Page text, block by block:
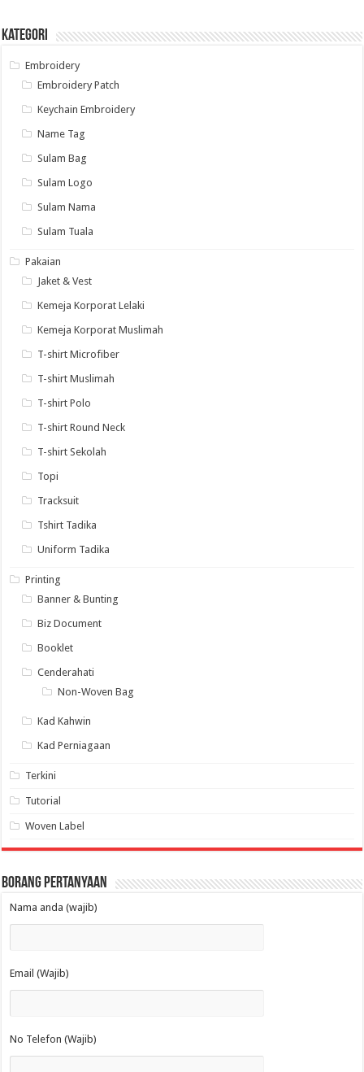
Kategori
Embroidery
Embroidery Patch
Keychain Embroidery
Name Tag
Sulam Bag
Sulam Logo
Sulam Nama
Sulam Tuala
Pakaian
Jaket & Vest
Kemeja Korporat Lelaki
Kemeja Korporat Muslimah
T-shirt Microfiber
T-shirt Muslimah
T-shirt Polo
T-shirt Round Neck
T-shirt Sekolah
Topi
Tracksuit
Tshirt Tadika
Uniform Tadika
Printing
Banner & Bunting
Biz Document
Booklet
Cenderahati
Non-Woven Bag
Kad Kahwin
Kad Perniagaan
Terkini
Tutorial
Woven Label
Borang Pertanyaan
Nama anda (wajib)
Email (Wajib)
No Telefon (Wajib)